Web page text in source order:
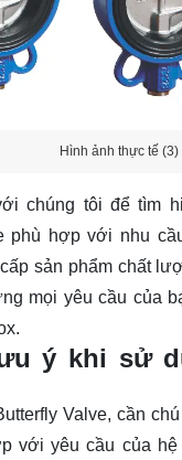
Hình ảnh thực tế (3)
chúng tôi để tìm
phù hợp với nhu
sản phẩm chất
mọi yêu cầu của
ý khi sử
Valve, cần
với yêu cầu của hệ